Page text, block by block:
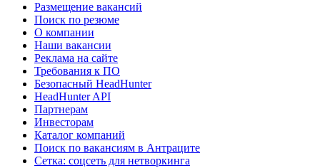
Размещение вакансий
Поиск по резюме
О компании
Наши вакансии
Реклама на сайте
Требования к ПО
Безопасный HeadHunter
HeadHunter API
Партнерам
Инвесторам
Каталог компаний
Поиск по вакансиям в Антраците
Сетка: соцсеть для нетворкинга